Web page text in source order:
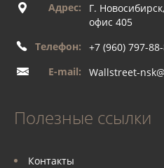
Адрес:
Г.
офис 405
Телефон:
+7 (960) 797-
E-mail:
Wallstreet-
Полезные ссылки
Контакты